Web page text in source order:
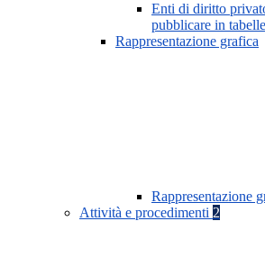
Enti di diritto
pubblicare in
Rappresentazione grafica
Rappresentazione
Attività e procedimenti 2